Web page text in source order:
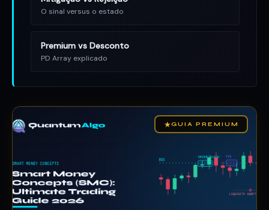
O sinal versus o estado
Premium vs Desconto
PD Array explicado
★GUIA PREMIUM